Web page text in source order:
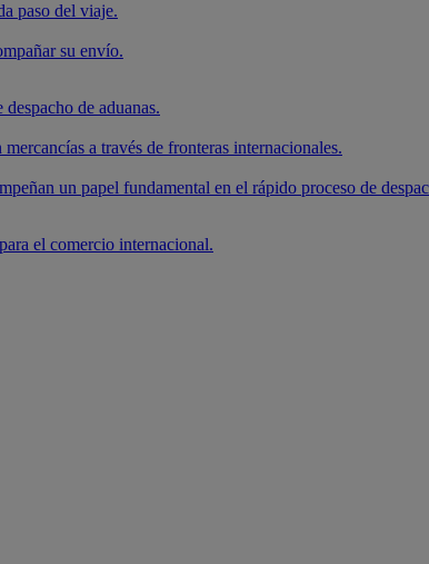
paso del viaje.
su envío.
de aduanas.
a través de fronteras internacionales.
un papel fundamental en el rápido proceso de
el comercio internacional.